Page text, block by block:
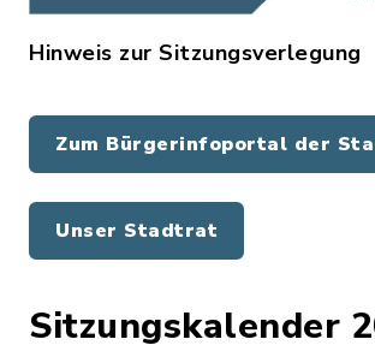
Hinweis zur Sitzungsverlegung
Zum Bürgerinfoportal der
Unser Stadtrat
Sitzungskalender